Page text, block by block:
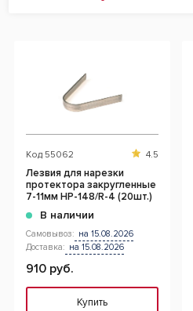
Код 55062 4.5
Лезвия для нарезки
протектора закругленные
7-11мм HP-148/R-4 (20шт.)
В наличии
Самовывоз: на 15.08.2026
Доставка: на 15.08.2026
910 руб.
Купить